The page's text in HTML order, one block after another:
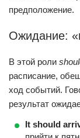
предположение.
Ожидание:
В этой роли
расписание,
ход событий.
результат
It should